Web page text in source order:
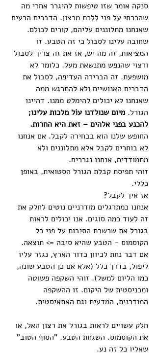
סנקה אומר שזו טיפשות להיגרר אחרי מה
שהכרחי על פני ללכת מרצון. הדברים הרעים
שאנחנו מתלוננים עליהם, קורים לכולם.
שחובה עלינו לסבול כי זה הטבע. זו
המציאות, זה מה יש, אז את זה צריך לסבול
ורצוי שהנפש מתנשאת מעל. כלומר לא
מושפעת. זה הברירה העדיפה, לסבול את
הדברים האנושיים ולא להתרגש ממה
שאנחנו לא יכולים להימלט ממנו. דהיינו
הגורל. מיום שנולדנו עוֹל מלכות עלינו;
להכנע בפני אלהים – זאת היא החרות.
החופש שלנו הוא בבחירה לקבל. אם אנחנו
לא בוחרים לקבל אלא מתלוננים ולא
מתמודדים, אנחנו נגררים.
זוהי תפיסת קבלת הגורל הסטואית, באופן
כללי.
אז איך לקבל?
אנחנו כמתרגלים מודרניים נוטים לחלק את
זה לעוד כמה סוגים. אנו יכולים לראות
בגורל את שרשרת הסיבות על פני כל
הקוסמוס - הטבע שהיא סיבה => תוצאה.
אם דבר נחת לכיוון כדור הארץ, נגזר עליו
ליפול, בדרך כלל (אלא אם כן הטבע שונה,
כמו הליום למשל). זוהי השקפה פשוטה
ומכניסטית של היקום. זו ההשקפה
המודרנית, המדעית וגם האתאיסטית.
חלק עשויים לראות בגורל את רצון האל, או
את הקוסמוס. השגחת הטבע. "הסוף הטוב"
שאליו כל זה נע.